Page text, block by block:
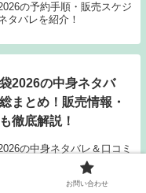
の予約手順・販売スケジ
タバレを紹介！
2026の中身ネタバ
まとめ！販売情報・
徹底解説！
の中身ネタバレ＆口コミ
情報・予約開始日も徹底解
お問い合わせ